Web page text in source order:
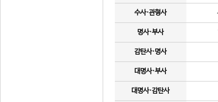
수사·관형사
명사·부사
감탄사·명사
대명사·부사
대명사·감탄사